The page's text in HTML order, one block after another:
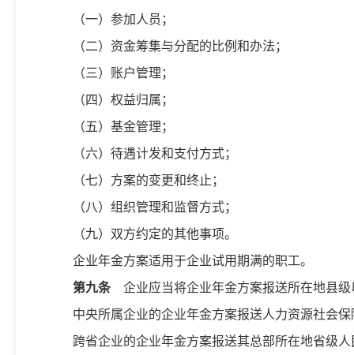
（一）参加人员；
（二）资金筹集与分配的比例和办法；
（三）账户管理；
（四）权益归属；
（五）基金管理；
（六）待遇计发和支付方式；
（七）方案的变更和终止；
（八）组织管理和监督方式；
（九）双方约定的其他事项。
企业年金方案适用于企业试用期满的职工。
第九条企业应当将企业年金方案报送所在地县级
中央所属企业的企业年金方案报送人力资源社会保
跨省企业的企业年金方案报送其总部所在地省级